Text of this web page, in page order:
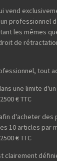
vend
professionnel
les mêmes
de
tout
une limite
€ TTC
d'acheter des
10 articles par
€ TTC
clairement